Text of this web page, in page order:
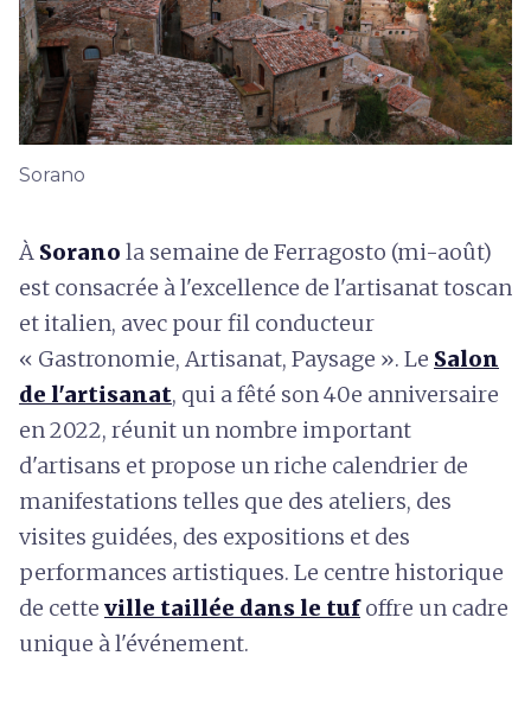
Sorano
À Sorano la semaine de Ferragosto (mi-août)
est consacrée à l'excellence de l'artisanat toscan
et italien, avec pour fil conducteur
« Gastronomie, Artisanat, Paysage ». Le Salon
de l'artisanat, qui a fêté son 40e anniversaire
en 2022, réunit un nombre important
d'artisans et propose un riche calendrier de
manifestations telles que des ateliers, des
visites guidées, des expositions et des
performances artistiques. Le centre historique
de cette ville taillée dans le tufoffre un cadre
unique à l'événement.